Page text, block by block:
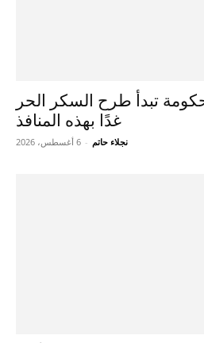
الحكومة تبدأ طرح السكر الحر
غدًا بهذه المنافذ
نجلاء حاتم - 6 أغسطس، 2026